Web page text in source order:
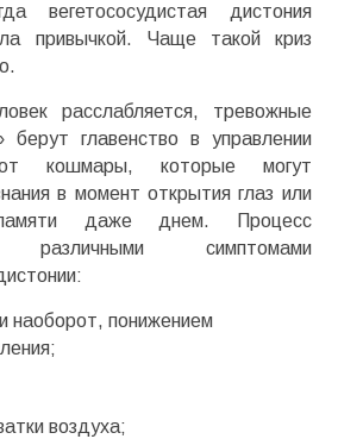
вегетососудистая дистония
привычкой. Чаще такой криз
расслабляется, тревожные
берут главенство в управлении
кошмары, которые могут
в момент открытия глаз или
даже днем. Процесс
различными симптомами
наоборот, понижением
воздуха;